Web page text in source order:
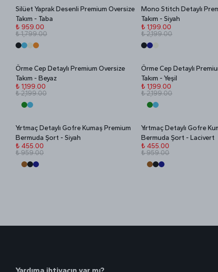
Stokta Yok
İNDİRİM
Silüet Yaprak Desenli Premium Oversize
Takım - Taba
₺ 959.00
₺ 1,799.00
Stokta Yok
İNDİRİM
Mono Stitch Detaylı
Takım - Siyah
₺ 1,199.00
₺ 2,199.00
Stokta Yok
İNDİRİM
Örme Cep Detaylı Premium Oversize
Takım - Beyaz
₺ 1,199.00
₺ 2,199.00
Stokta Yok
İNDİRİM
Örme Cep Detaylı
Takım - Yeşil
₺ 1,199.00
₺ 2,199.00
Stokta Yok
İNDİRİM
Yırtmaç Detaylı Gofre Kumaş Premium
Bermuda Şort - Siyah
₺ 455.00
₺ 959.00
Stokta Yok
İNDİRİM
Yırtmaç Detaylı Gofre
Bermuda Şort - Lacivert
₺ 455.00
₺ 959.00